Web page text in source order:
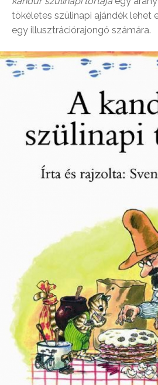
tökéletes szülinapi ajándék lehet
egy illusztrációrajongó számára.